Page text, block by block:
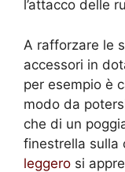
l’attacco delle
A rafforzare le
accessori in
per esempio è
modo da
che di un
finestrella sulla
leggero si